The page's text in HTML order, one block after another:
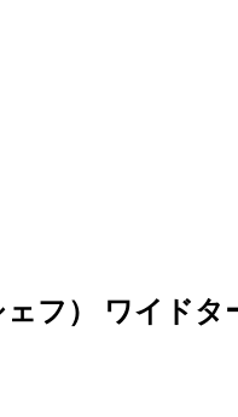
フ） ワイドタ